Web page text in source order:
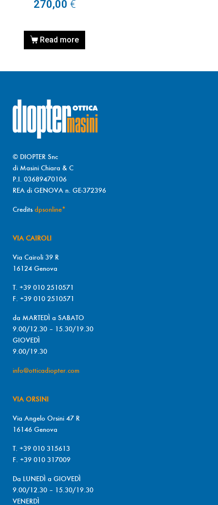
270,00 €
Read more
© DIOPTER Snc
di Masini Chiara & C
P.I. 03689470106
REA di GENOVA n. GE-372396
Credits dpsonline*
VIA CAIROLI
Via Cairoli 39 R
16124 Genova
T. +39 010 2510571
F. +39 010 2510571
da MARTEDÌ a SABATO
9.00/12.30 – 15.30/19.30
GIOVEDÌ
9.00/19.30
info@otticadiopter.com
VIA ORSINI
Via Angelo Orsini 47 R
16146 Genova
T. +39 010 315613
F. +39 010 317009
Da LUNEDÌ a GIOVEDÌ
9.00/12.30 – 15.30/19.30
VENERDÌ